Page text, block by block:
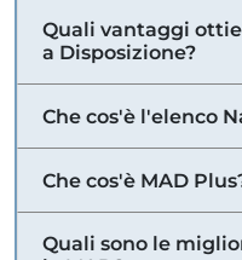
Quali vantaggi
a Disposizione?
Che cos'è l'elenco
Che cos'è MAD
Quali sono le